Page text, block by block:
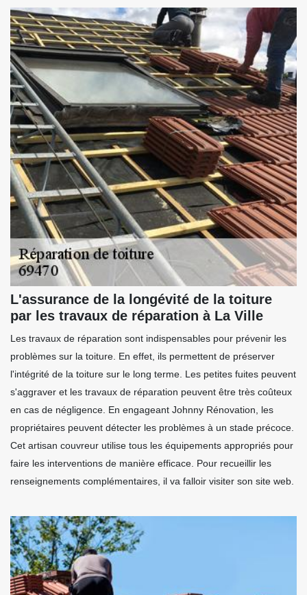
L'assurance de la longévité de la toiture
par les travaux de réparation à La Ville
Les travaux de réparation sont indispensables pour prévenir les
problèmes sur la toiture. En effet, ils permettent de préserver
l'intégrité de la toiture sur le long terme. Les petites fuites peuvent
s'aggraver et les travaux de réparation peuvent être très coûteux
en cas de négligence. En engageant Johnny Rénovation, les
propriétaires peuvent détecter les problèmes à un stade précoce.
Cet artisan couvreur utilise tous les équipements appropriés pour
faire les interventions de manière efficace. Pour recueillir les
renseignements complémentaires, il va falloir visiter son site web.